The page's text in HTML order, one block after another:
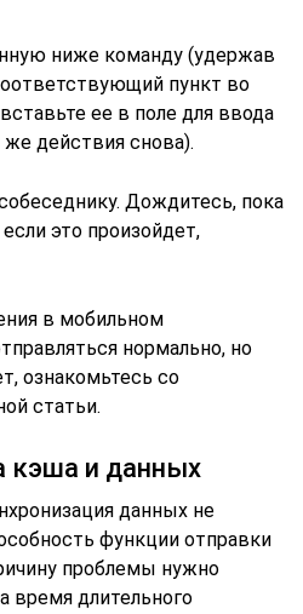
ниже команду (удержав
пункт во
ее в поле для ввода
действия снова).
Дождитесь, пока
это произойдет,
в мобильном
нормально, но
ознакомьтесь со
статьи.
кэша и данных
данных не
функции отправки
проблемы нужно
время длительного